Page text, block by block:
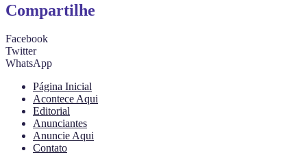
Compartilhe
Facebook
Twitter
WhatsApp
Página Inicial
Acontece Aqui
Editorial
Anunciantes
Anuncie Aqui
Contato